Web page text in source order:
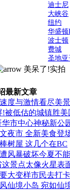
迪士尼
大峡谷
纽约
华盛顿
波士顿
费城
圣地亚
美呆了!实拍
最新文章
度与激情看尽美景
!被低估的城镇胜美
市中心神秘新公
夜市 全新美食登
树屋 这几个在BC
风暴破坏今夏不
景点太像火星表
大变样市民去打卡
仙境小岛 宛如仙